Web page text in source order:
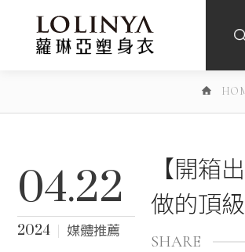
04.22
2024 媒體推薦
【開箱
做的頂
SHARE